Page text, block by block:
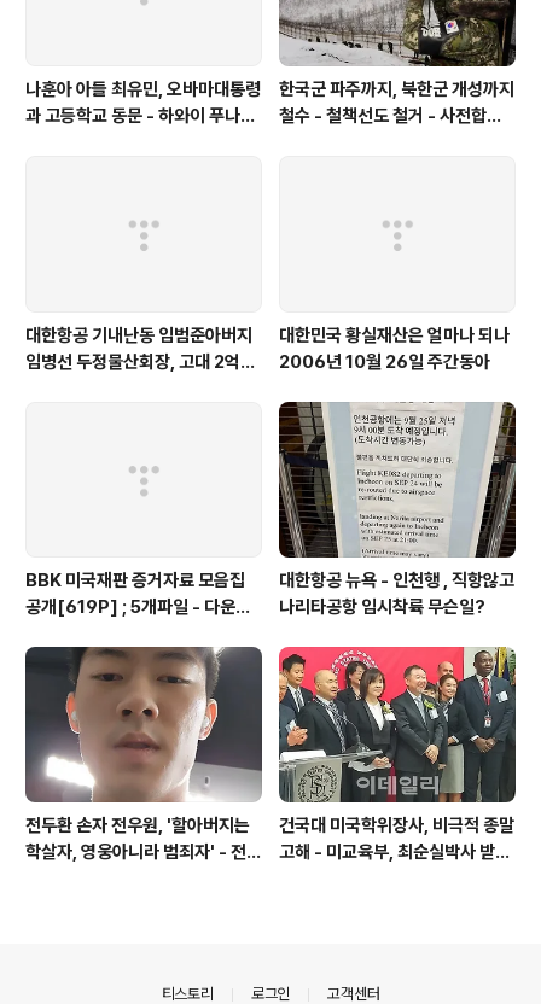
나훈아 아들 최유민, 오바마대통령
과 고등학교 동문 - 하와이 푸나호
한국군 파주까지, 북한군 개성까지
철수 - 철책선도 철거 - 사전합의
대한항공 기내난동 임범준아버지
임병선 두정물산회장, 고대 2억기
대한민국 황실재산은 얼마나 되나
2006년 10월 26일 주간동아
BBK 미국재판 증거자료 모음집
공개[619P] ; 5개파일 - 다운로
대한항공 뉴욕 - 인천행 , 직항않고
나리타공항 임시착륙 무슨일?
전두환 손자 전우원, '할아버지는
학살자, 영웅아니라 범죄자' - 전재
건국대 미국학위장사, 비극적 종말
고해 - 미교육부, 최순실박사 받은
티스토리 로그인 고객센터